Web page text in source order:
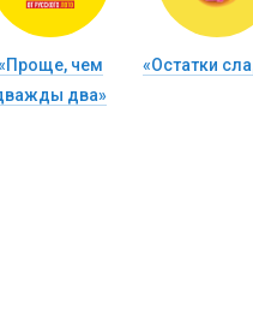
чем
два»
«Остатки